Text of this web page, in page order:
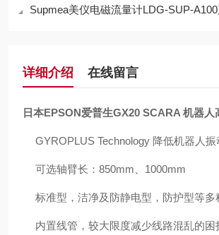
Supmea美仪电磁流量计LDG-SUP-
详细介绍 在线留言
日本EPSON爱普生GX20 SCARA 机器人
GYROPLUS Technology 降低机器人振
可选轴臂长：850mm、1000mm
标准型，洁净及防静电型，防护型等多
内置线管，较大限度减少线路混乱的困